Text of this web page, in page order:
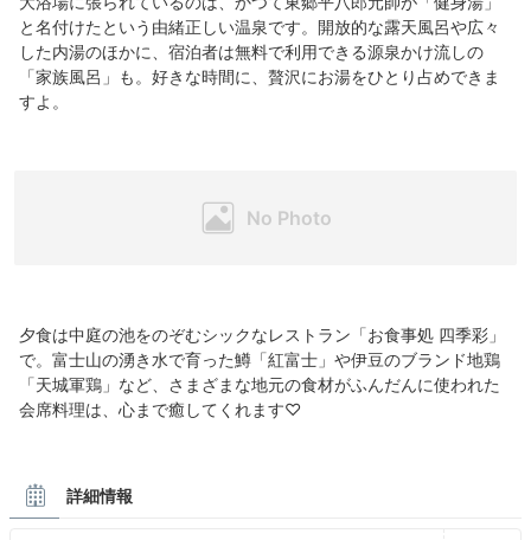
と名付けたという由緒正しい温泉です。開放的な露天風呂や広々
した内湯のほかに、宿泊者は無料で利用できる源泉かけ流しの
「家族風呂」も。好きな時間に、贅沢にお湯をひとり占めできま
すよ。
夕食は中庭の池をのぞむシックなレストラン「お食事処 四季彩」
で。富士山の湧き水で育った鱒「紅富士」や伊豆のブランド地鶏
「天城軍鶏」など、さまざまな地元の食材がふんだんに使われた
会席料理は、心まで癒してくれます♡
詳細情報